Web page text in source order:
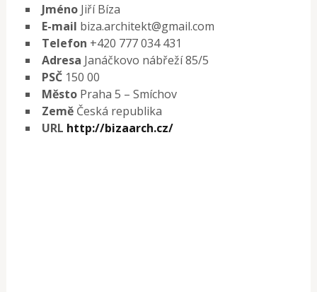
Jméno Jiří Bíza
E-mail biza.architekt@gmail.com
Telefon +420 777 034 431
Adresa Janáčkovo nábřeží 85/5
PSČ 150 00
Město Praha 5 – Smíchov
Země Česká republika
URL http://bizaarch.cz/